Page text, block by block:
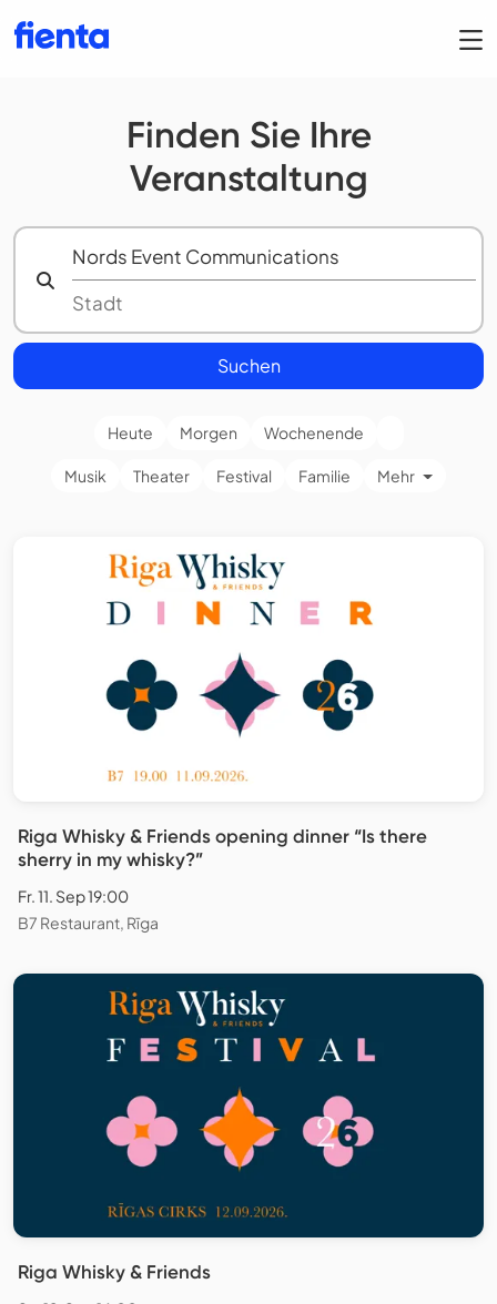
Finden Sie Ihre
Veranstaltung
Suchen
Heute Morgen Wochenende
Musik Theater Festival Familie Mehr
Riga Whisky & Friends opening dinner “Is there
sherry in my whisky?”
Fr. 11. Sep 19:00
B7 Restaurant, Rīga
Riga Whisky & Friends